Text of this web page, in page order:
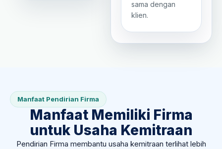
sama dengan
klien.
Manfaat Pendirian Firma
Manfaat Memiliki Firma
untuk Usaha Kemitraan
Pendirian Firma membantu usaha kemitraan terlihat lebih